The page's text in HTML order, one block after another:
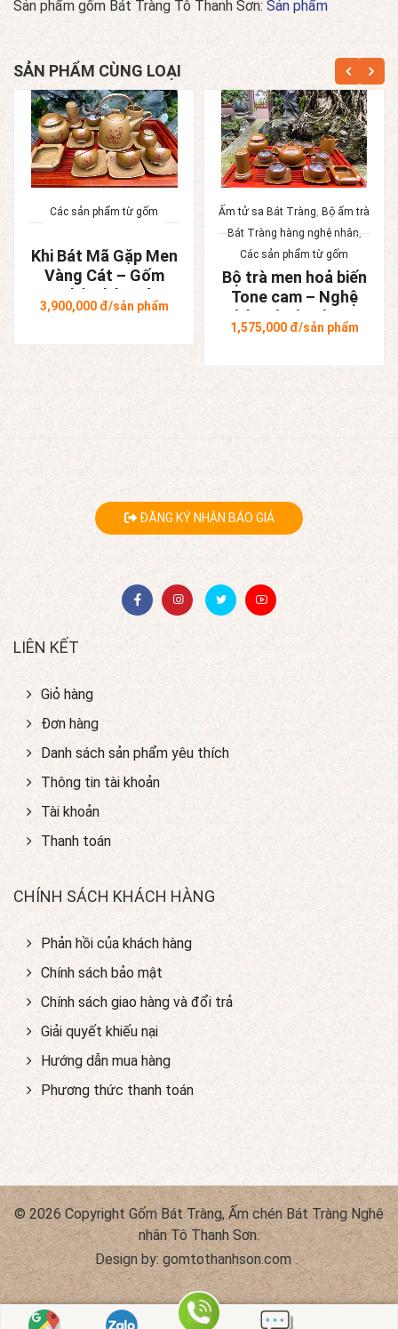
Sản phẩm gốm Bát Tràng Tô Thanh Sơn: Sản phẩm
SẢN PHẨM CÙNG LOẠI
Các sản phẩm từ gốm
Khi Bát Mã Gặp Men
Vàng Cát – Gốm
Nghệ Nhân Bát
Tràng
3,900,000đ/sản phẩm
Ấm tử sa Bát Tràng Bộ ấm trà
Bát Tràng hàng nghệ nhân,
Các sản phẩm từ gốm
Bộ trà men hoả biến
Tone cam – Nghệ
nhân Tô Thanh Sơn
1,575,000đ/sản phẩm
ĐĂNG KÝ NHẬN BÁO GIÁ
LIÊN KẾT
Giỏ hàng
Đơn hàng
Danh sách sản phẩm yêu thích
Thông tin tài khoản
Tài khoản
Thanh toán
CHÍNH SÁCH KHÁCH HÀNG
Phản hồi của khách hàng
Chính sách bảo mật
Chính sách giao hàng và đổi trả
Giải quyết khiếu nại
Hướng dẫn mua hàng
Phương thức thanh toán
© 2026 Copyright Gốm Bát Tràng, Ấm chén Bát Tràng Nghệ
nhân Tô Thanh Sơn.
Design by: gomtothanhson.com